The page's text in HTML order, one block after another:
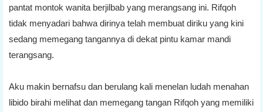
pantat montok wanita berjilbab yang merangsang ini. Rifqoh
tidak menyadari bahwa dirinya telah membuat diriku yang kini
sedang memegang tangannya di dekat pintu kamar mandi
terangsang.
Aku makin bernafsu dan berulang kali menelan ludah menahan
libido birahi melihat dan memegang tangan Rifqoh yang memiliki